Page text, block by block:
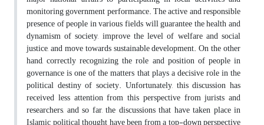
monitoring government performance. The active and responsible
presence of people in various fields will guarantee the health and
dynamism of society, improve the level of welfare and social
justice, and move towards sustainable development. On the other
hand, correctly recognizing the role and position of people in
governance is one of the matters that plays a decisive role in the
political destiny of society. Unfortunately, this discussion has
received less attention from this perspective from jurists and
researchers, and so far, the discussions that have taken place in